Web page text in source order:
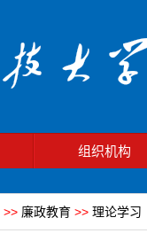
组织机构
>> 廉政教育 >> 理论学习